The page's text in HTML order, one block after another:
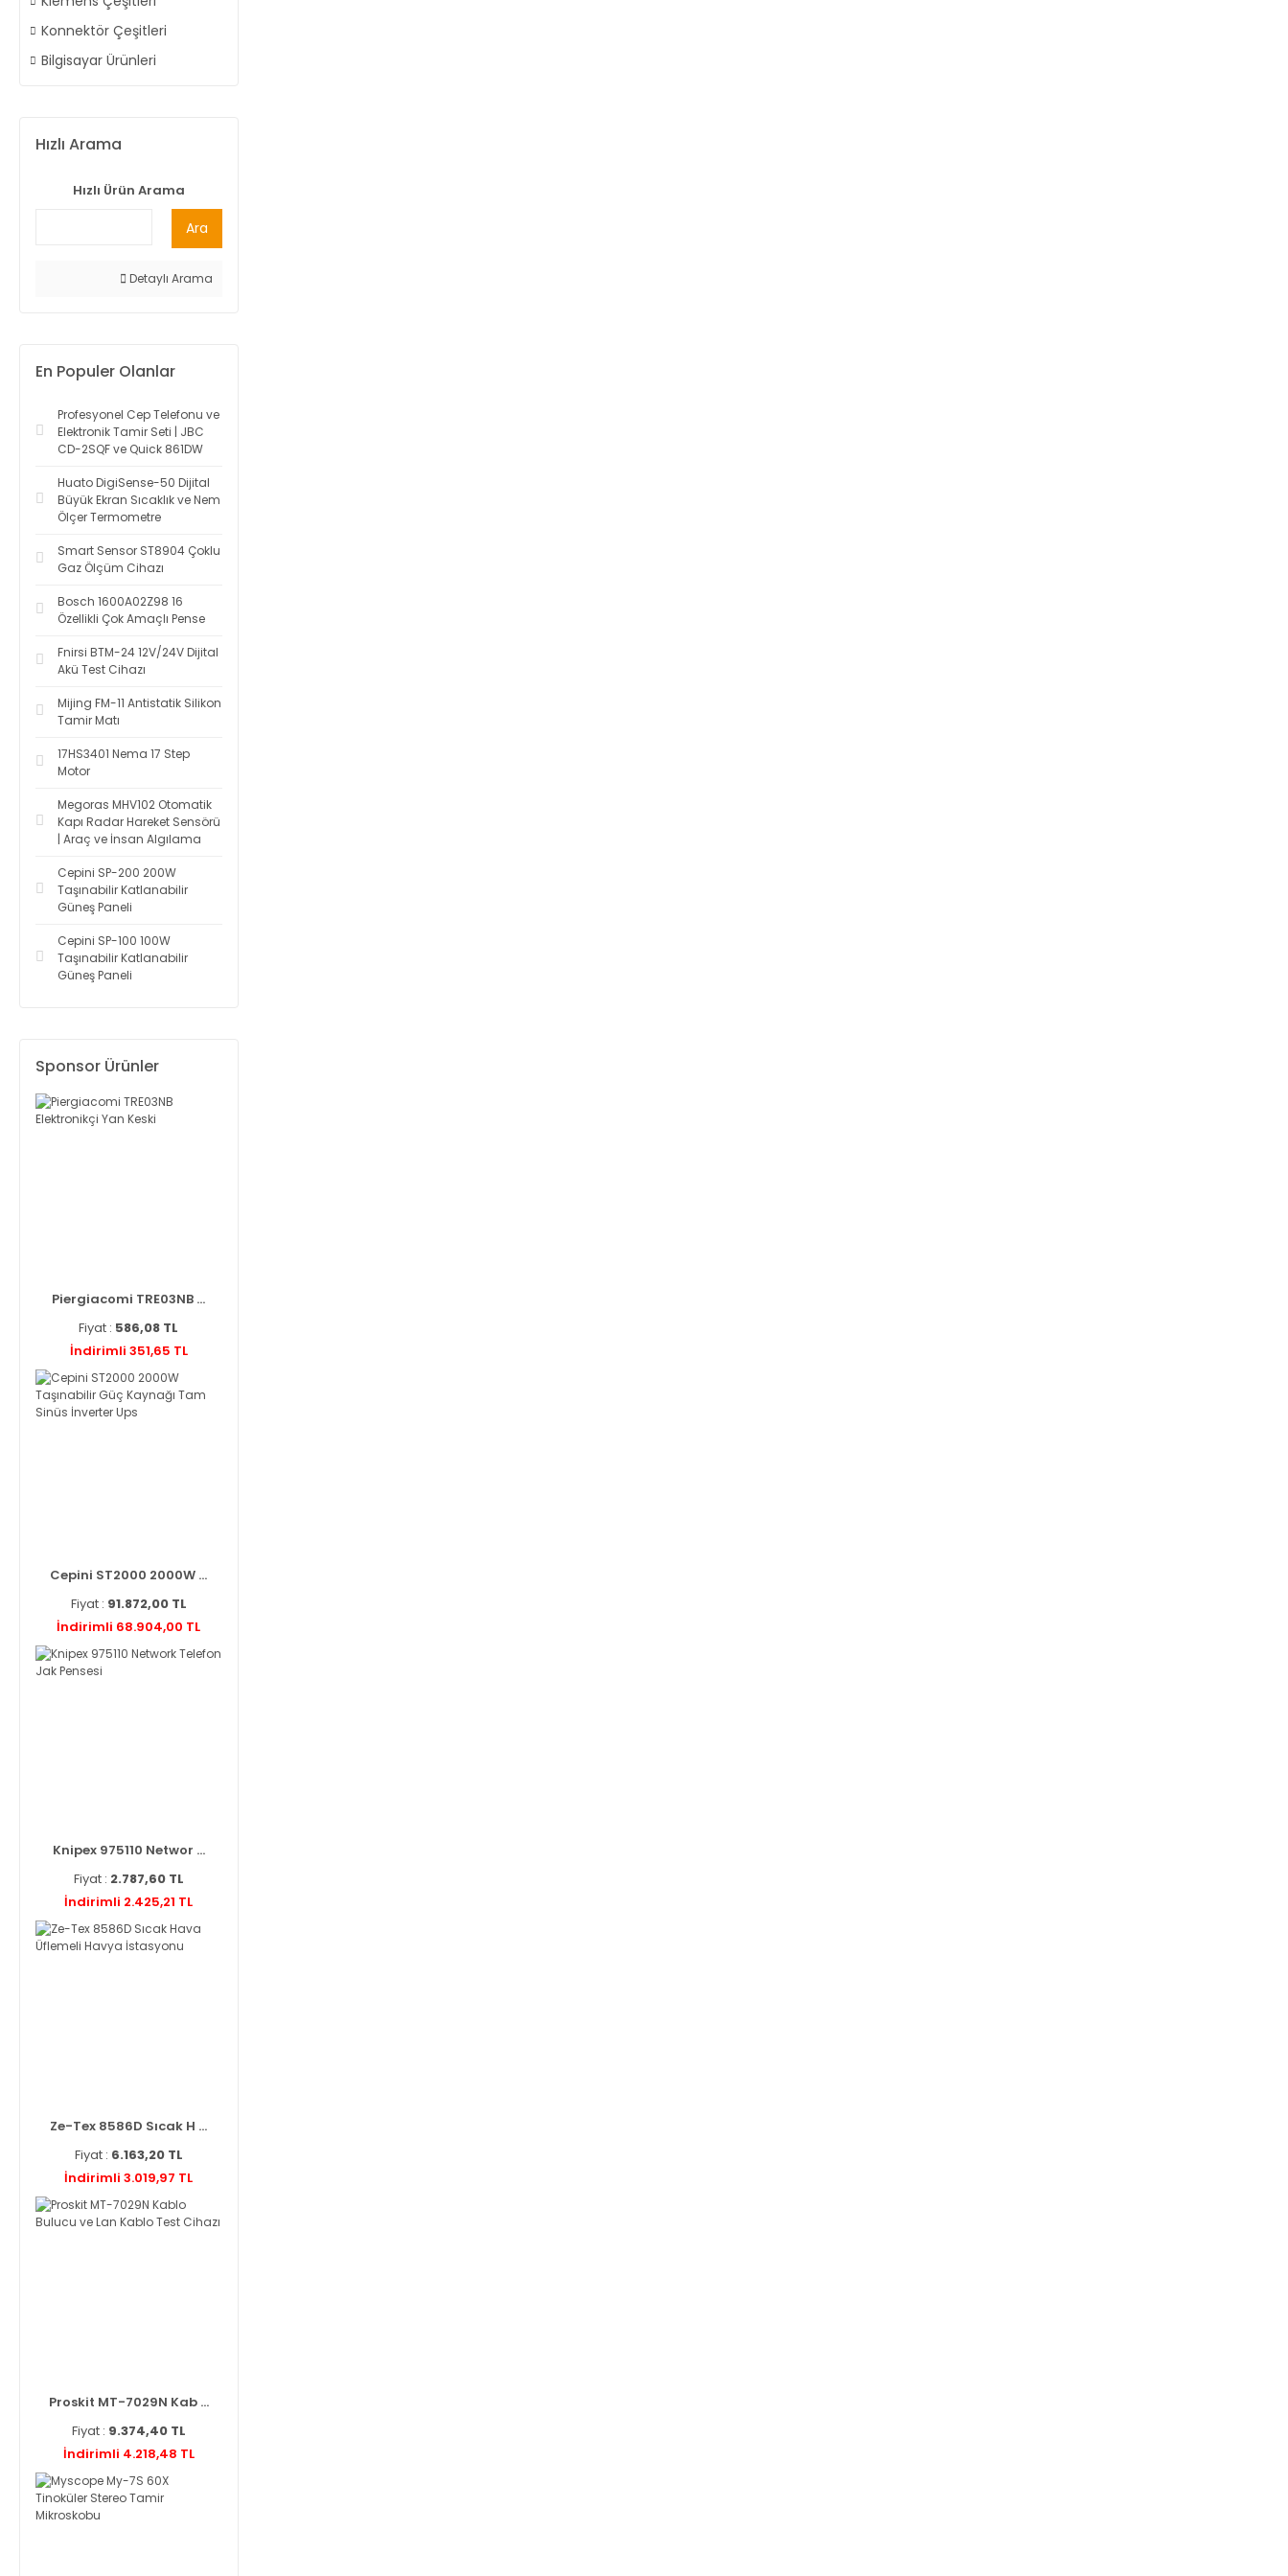
Konnektör Çeşitleri
Bilgisayar Ürünleri
Hızlı Arama
Hızlı Ürün Arama
Ara
Detaylı Arama
En Populer Olanlar
Profesyonel Cep Telefonu ve
Elektronik Tamir Seti | JBC
CD-2SQF ve Quick 861DW
Huato DigiSense-50 Dijital
Büyük Ekran Sıcaklık ve Nem
Ölçer Termometre
Smart Sensor ST8904 Çoklu
Gaz Ölçüm Cihazı
Bosch 1600A02Z98 16
Özellikli Çok Amaçlı Pense
Fnirsi BTM-24 12V/24V Dijital
Akü Test Cihazı
Mijing FM-11 Antistatik Silikon
Tamir Matı
17HS3401 Nema 17 Step
Motor
Megoras MHV102 Otomatik
Kapı Radar Hareket Sensörü
| Araç ve İnsan Algılama
Cepini SP-200 200W
Taşınabilir Katlanabilir
Güneş Paneli
Cepini SP-100 100W
Taşınabilir Katlanabilir
Güneş Paneli
Sponsor Ürünler
Piergiacomi TRE03NB ...
Fiyat : 586,08 TL
İndirimli 351,65 TL
Cepini ST2000 2000W ...
Fiyat : 91.872,00 TL
İndirimli 68.904,00 TL
Knipex 975110 Networ ...
Fiyat : 2.787,60 TL
İndirimli 2.425,21 TL
Ze-Tex 8586D Sıcak H ...
Fiyat : 6.163,20 TL
İndirimli 3.019,97 TL
Proskit MT-7029N Kab ...
Fiyat : 9.374,40 TL
İndirimli 4.218,48 TL